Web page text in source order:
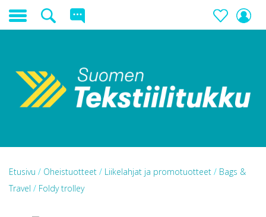
Etusivu / Oheistuotteet / Liikelahjat ja promotuotteet / Bags &
Travel / Foldy trolley